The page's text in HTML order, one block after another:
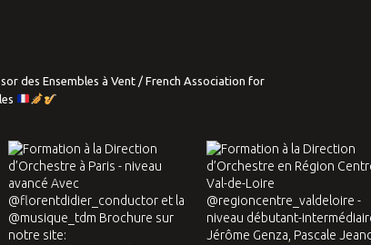
des Ensembles à Vent / French Association for